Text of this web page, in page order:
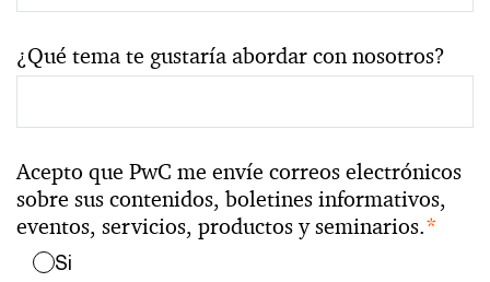
¿Qué tema te gustaría abordar con nosotros?
Acepto que PwC me envíe correos electrónicos
sobre sus contenidos, boletines informativos,
eventos, servicios, productos y seminarios.*
Si